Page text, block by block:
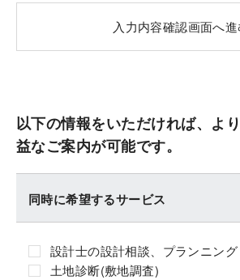
以下の情報をいただければ、よ
益なご案内が可能です。
同時に希望するサービス
設計士の設計相談、プランニング
土地診断(敷地調査)